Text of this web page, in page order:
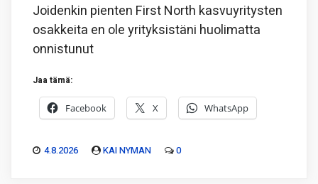
Joidenkin pienten First North kasvuyritysten
osakkeita en ole yrityksistäni huolimatta
onnistunut
Jaa tämä:
Facebook X WhatsApp
4.8.2026 KAI NYMAN 0